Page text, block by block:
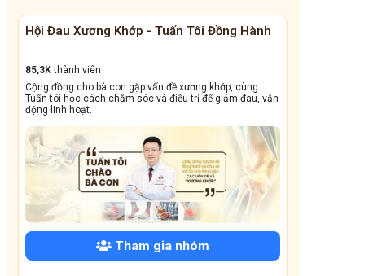
Hội Đau Xương Khớp - Tuấn Tôi Đồng Hành
85,3Kthành viên
Cộng đồng cho bà con gặp vấn đề xương khớp, cùng
Tuấn tôi học cách chăm sóc và điều trị để giảm đau, vận
động linh hoạt.
Tham gia nhóm